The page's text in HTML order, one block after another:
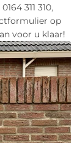
311 310,
op
voor u klaar!